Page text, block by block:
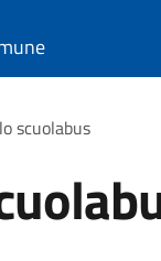
scuolabus